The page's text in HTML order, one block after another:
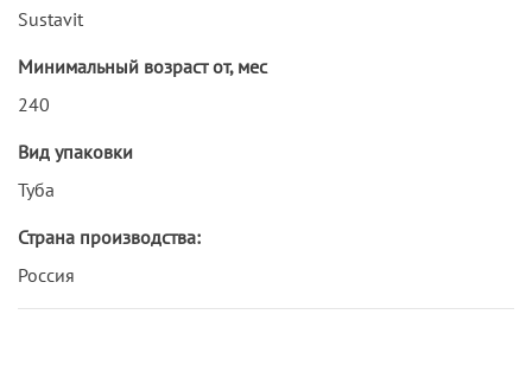
Sustavit
Минимальный возраст от, мес
240
Вид упаковки
Туба
Страна производства:
Россия